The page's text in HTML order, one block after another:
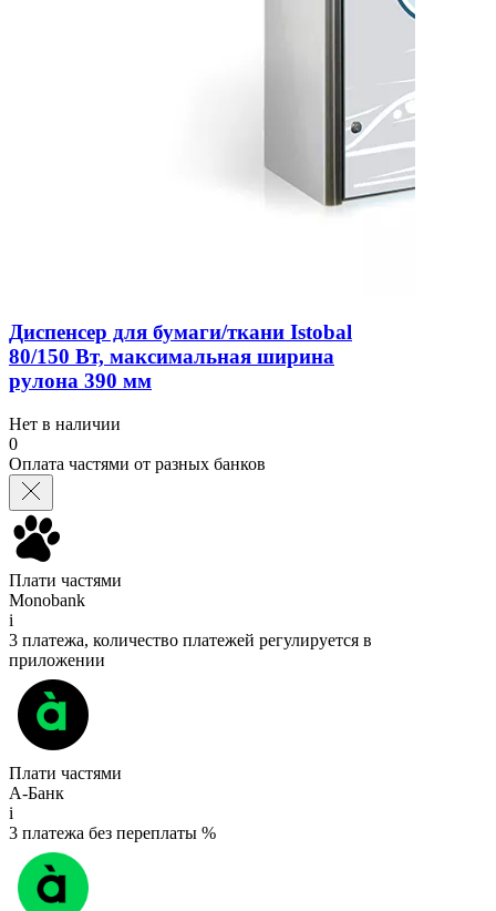
Диспенсер для бумаги/ткани Istobal
80/150 Вт, максимальная ширина
рулона 390 мм
Нет в наличии
0
Оплата частями от разных банков
Плати частями
Monobank
i
3 платежа, количество платежей регулируется в
приложении
Плати частями
А-Банк
i
3 платежа без переплаты %